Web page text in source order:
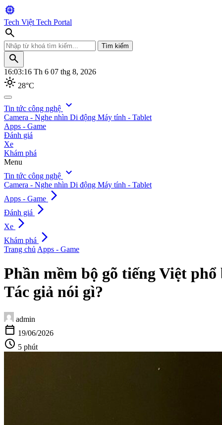
memory
Tech Việt Tech Portal
search
Tìm kiếm
search
16:03:17 Th 6 07 thg 8, 2026
light_mode 28°C
search
Tìm kiếm
Tin tức công nghệ expand_more
Camera - Nghe nhìn Di động Máy tính - Tablet
Apps - Game
Đánh giá
Xe
Khám phá
Menu
Tin tức công nghệ expand_more
Camera - Nghe nhìn Di động Máy tính - Tablet
Apps - Game arrow_forward_ios
Đánh giá arrow_forward_ios
Xe arrow_forward_ios
Khám phá arrow_forward_ios
Trang chủ Apps - Game
Phần mềm bộ gõ tiếng Việt
Tác giả nói gì?
admin
calendar_today 19/06/2026
schedule 5 phút